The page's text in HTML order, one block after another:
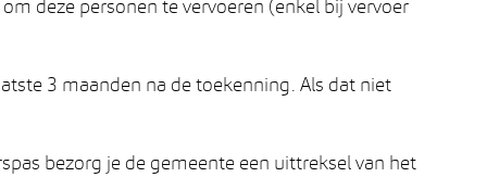
deze personen te vervoeren (enkel bij vervoer
3 maanden na de toekenning. Als dat niet
bezorg je de gemeente een uittreksel van het